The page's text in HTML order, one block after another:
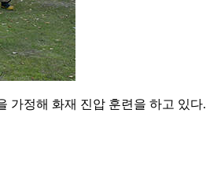
가정해 화재 진압 훈련을 하고 있다.